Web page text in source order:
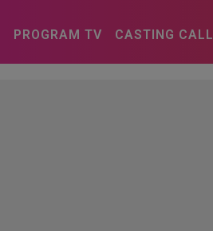
PROGRAM TV CASTING CALL